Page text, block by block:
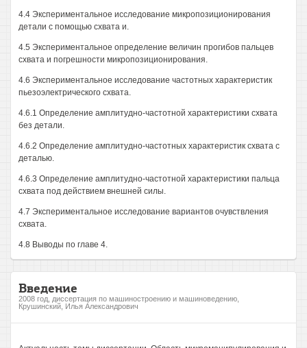
4.4 Экспериментальное исследование микропозиционирования
детали с помощью схвата и.
4.5 Экспериментальное определение величин прогибов пальцев
схвата и погрешности микропозиционирования.
4.6 Экспериментальное исследование частотных характеристик
пьезоэлектрического схвата.
4.6.1 Определение амплитудно-частотной характеристики схвата
без детали.
4.6.2 Определение амплитудно-частотных характеристик схвата с
деталью.
4.6.3 Определение амплитудно-частотной характеристики пальца
схвата под действием внешней силы.
4.7 Экспериментальное исследование вариантов очувствления
схвата.
4.8 Выводы по главе 4.
Введение
2008 год, диссертация по машиностроению и машиноведению,
Крушинский, Илья Александрович